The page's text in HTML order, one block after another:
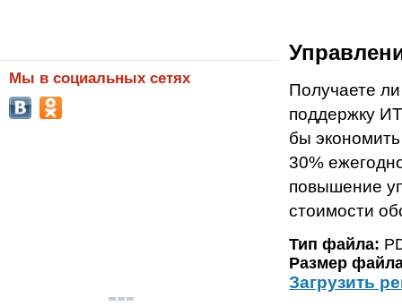
Мы в социальных сетях
Получаете
поддержку
бы
30%
повышение
стоимости
Тип файла:
Размер
Загрузить